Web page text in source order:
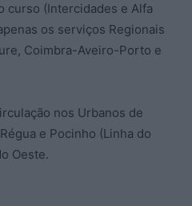
curso (Intercidades e Alfa
os serviços Regionais
Coimbra-Aveiro-Porto e
nos Urbanos de
e Pocinho (Linha do
Oeste.